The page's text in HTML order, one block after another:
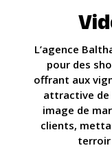
L’agence
pour des
offrant aux
attractive de
image de
clients,
terroir